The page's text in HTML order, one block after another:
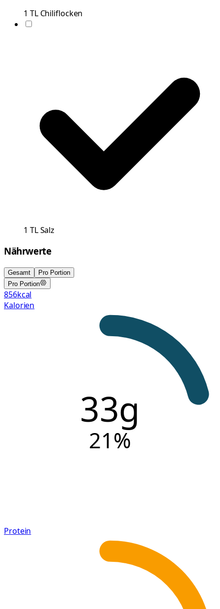
1 TL Chiliflocken
1 TLSalz
Nährwerte
Gesamt
Pro Portion
Pro Portion
856kcal
Kalorien
33g
21%
Protein